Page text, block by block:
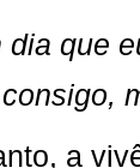
dia que
a